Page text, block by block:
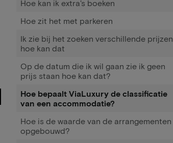
Hoe kan ik extra's boeken
Hoe zit het met parkeren
Ik zie bij het zoeken verschillende prijzen
hoe kan dat
Op de datum die ik wil gaan zie ik geen
prijs staan hoe kan dat?
Hoe bepaalt ViaLuxury de classificatie
van een accommodatie?
Hoe is de waarde van de arrangementen
opgebouwd?